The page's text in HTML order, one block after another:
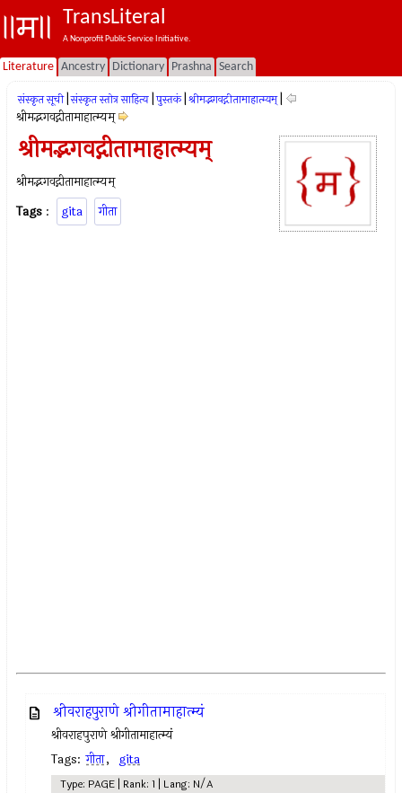
TransLiteral
A Nonprofit Public Service Initiative.
Literature Ancestry Dictionary Prashna Search
संस्कृत सूची संस्कृत स्तोत्र साहित्य पुस्तकं श्रीमद्भगवद्गीतामाहात्म्यम्
श्रीमद्भगवद्गीतामाहात्म्यम्
श्रीमद्भगवद्गीतामाहात्म्यम्
श्रीमद्भगवद्गीतामाहात्म्यम्
Tags : gita गीता
श्रीवराहपुराणे श्रीगीतामाहात्म्यं
श्रीवराहपुराणे श्रीगीतामाहात्म्यं
Tags: गीता, gita
Type: PAGE | Rank: 1 | Lang: N/A